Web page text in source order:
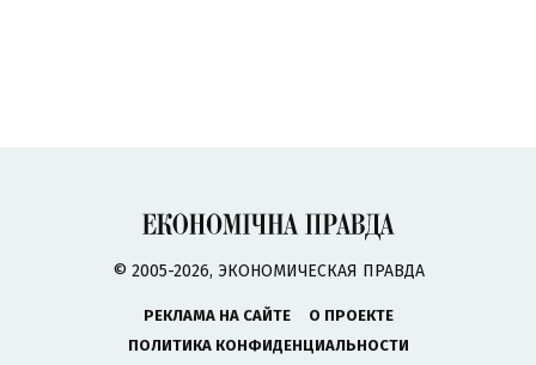
© 2005-2026, ЭКОНОМИЧЕСКАЯ ПРАВДА
РЕКЛАМА НА САЙТЕ
О ПРОЕКТЕ
ПОЛИТИКА КОНФИДЕНЦИАЛЬНОСТИ